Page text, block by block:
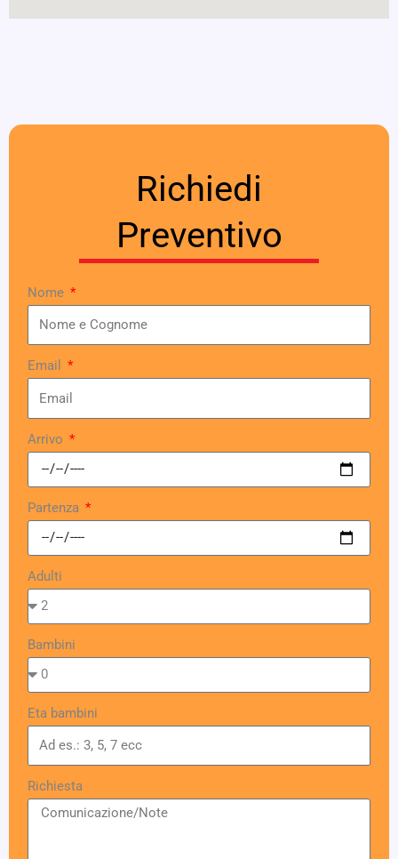
Richiedi
Preventivo
Nome
Email
Arrivo
Partenza
Adulti
Bambini
Eta bambini
Richiesta